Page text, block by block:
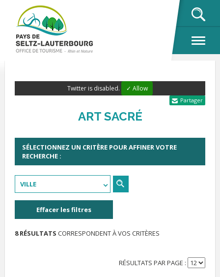
Twitter is disabled. ✓ Allow
Partager
ART SACRÉ
SÉLECTIONNEZ UN CRITÈRE POUR AFFINER VOTRE
RECHERCHE :
VILLE
Effacer les filtres
8 RÉSULTATS CORRESPONDENT À VOS CRITÈRES
RÉSULTATS PAR PAGE :